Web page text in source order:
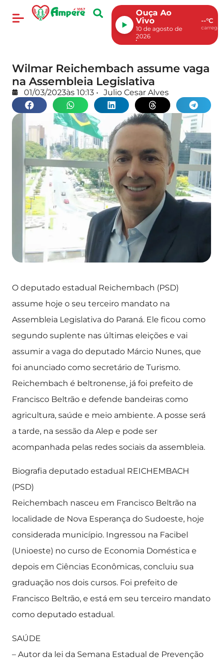
Ouça Ao
Vivo
10 de agosto de
2026
--°C
Wilmar Reichembach assume vaga
na Assembleia Legislativa
01/03/2023às 10:13 • Julio Cesar Alves
O deputado estadual Reichembach (PSD)
assume hoje o seu terceiro mandato na
Assembleia Legislativa do Paraná. Ele ficou como
segundo suplente nas últimas eleições e vai
assumir a vaga do deputado Márcio Nunes, que
foi anunciado como secretário de Turismo.
Reichembach é beltronense, já foi prefeito de
Francisco Beltrão e defende bandeiras como
agricultura, saúde e meio ambiente. A posse será
a tarde, na sessão da Alep e pode ser
acompanhada pelas redes sociais da assembleia.
Biografia deputado estadual REICHEMBACH
(PSD)
Reichembach nasceu em Francisco Beltrão na
localidade de Nova Esperança do Sudoeste, hoje
considerada município. Ingressou na Facibel
(Unioeste) no curso de Economia Doméstica e
depois em Ciências Econômicas, concluiu sua
graduação nos dois cursos. Foi prefeito de
Francisco Beltrão, e está em seu terceiro mandato
como deputado estadual.
SAÚDE
– Autor da lei da Semana Estadual de Prevenção